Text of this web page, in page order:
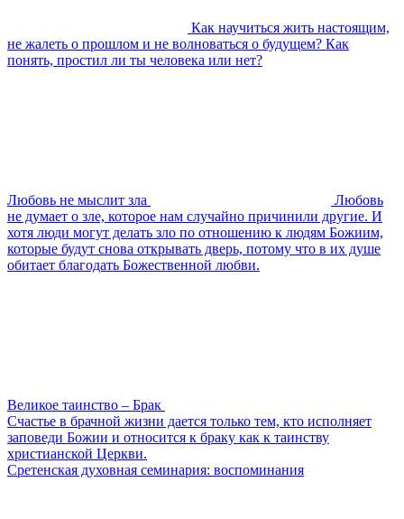
Как научиться жить настоящим,
не жалеть о прошлом и не волноваться о будущем? Как
понять, простил ли ты человека или нет?
Любовь не мыслит зла
Любовь
не думает о зле, которое нам случайно причинили другие. И
хотя люди могут делать зло по отношению к людям Божиим,
которые будут снова открывать дверь, потому что в их душе
обитает благодать Божественной любви.
Великое таинство – Брак
Счастье в брачной жизни дается только тем, кто исполняет
заповеди Божии и относится к браку как к таинству
христианской Церкви.
Сретенская духовная семинария: воспоминания